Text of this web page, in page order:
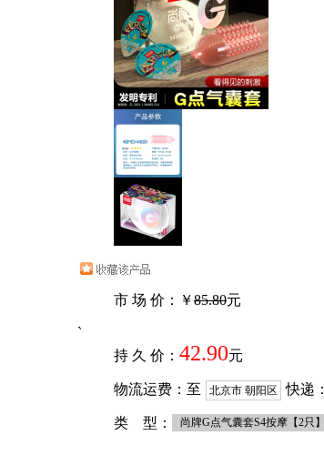
市 场 价：￥85.80元
`
持 久 价： 42.90元
物流运费：至 北京市 朝阳区 快递：
类 型： 尚牌G点气囊套S4按摩【2只】